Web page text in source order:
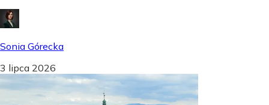
Sonia Górecka
3 lipca 2026